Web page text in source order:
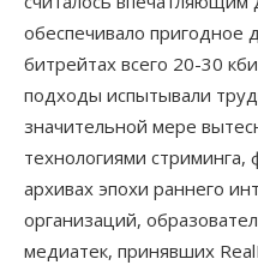
обеспечивало пригодное
битрейтах всего 20-30
подходы испытывали
значительной мере
технологиями стриминга,
архивах эпохи раннего
организаций,
медиатек, принявших